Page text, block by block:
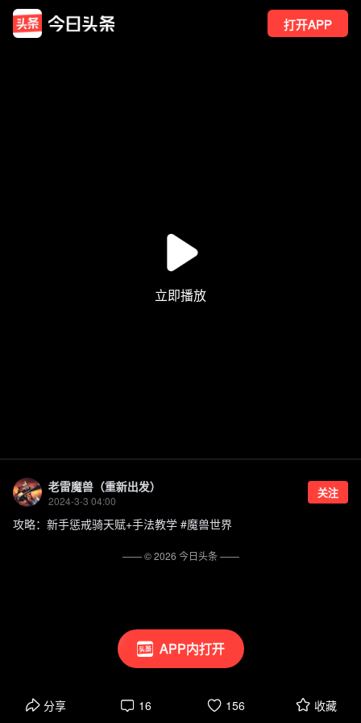
打开APP
APP内打开
老雷魔兽（重新出发）
2024-3-3 04:00
关注
攻略：新手惩戒骑天赋+手法教学 #魔兽世界
分享 16 156 收藏
—— ©2026 今日头条——